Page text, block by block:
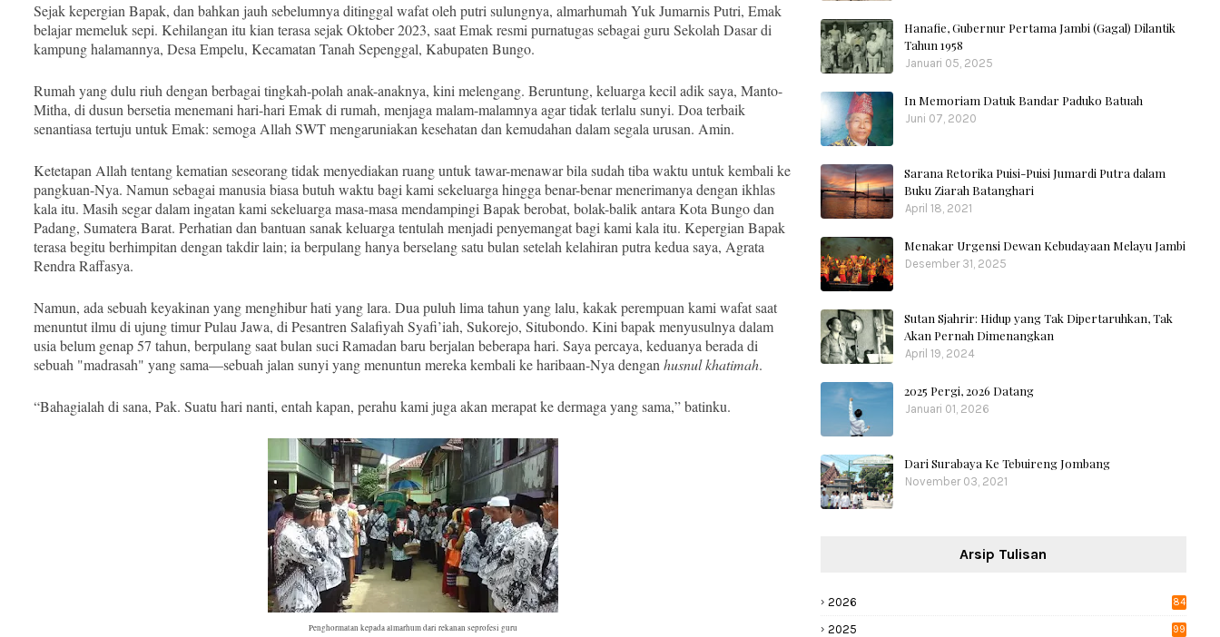
Sejak kepergian Bapak, dan bahkan jauh sebelumnya ditinggal wafat oleh putri sulungnya, almarhumah Yuk Jumarnis Putri, Emak
belajar memeluk sepi. Kehilangan itu kian terasa sejak Oktober 2023, saat Emak resmi purnatugas sebagai guru Sekolah Dasar di
kampung halamannya, Desa Empelu, Kecamatan Tanah Sepenggal, Kabupaten Bungo.
Rumah yang dulu riuh dengan berbagai tingkah-polah anak-anaknya, kini melengang. Beruntung, keluarga kecil adik saya, Manto-
Mitha, di dusun bersetia menemani hari-hari Emak di rumah, menjaga malam-malamnya agar tidak terlalu sunyi. Doa terbaik
senantiasa tertuju untuk Emak: semoga Allah SWT mengaruniakan kesehatan dan kemudahan dalam segala urusan. Amin.
Ketetapan Allah tentang kematian seseorang tidak menyediakan ruang untuk tawar-menawar bila sudah tiba waktu untuk kembali ke
pangkuan-Nya. Namun sebagai manusia biasa butuh waktu bagi kami sekeluarga hingga benar-benar menerimanya dengan ikhlas
kala itu. Masih segar dalam ingatan kami sekeluarga masa-masa mendampingi Bapak berobat, bolak-balik antara Kota Bungo dan
Padang, Sumatera Barat. Perhatian dan bantuan sanak keluarga tentulah menjadi penyemangat bagi kami kala itu. Kepergian Bapak
terasa begitu berhimpitan dengan takdir lain; ia berpulang hanya berselang satu bulan setelah kelahiran putra kedua saya, Agrata
Rendra Raffasya.
Namun, ada sebuah keyakinan yang menghibur hati yang lara. Dua puluh lima tahun yang lalu, kakak perempuan kami wafat saat
menuntut ilmu di ujung timur Pulau Jawa, di Pesantren Salafiyah Syafi’iah, Sukorejo, Situbondo. Kini bapak menyusulnya dalam
usia belum genap 57 tahun, berpulang saat bulan suci Ramadan baru berjalan beberapa hari. Saya percaya, keduanya berada di
sebuah "madrasah" yang sama—sebuah jalan sunyi yang menuntun mereka kembali ke haribaan-Nya dengan husnul khatimah.
“Bahagialah di sana, Pak. Suatu hari nanti, entah kapan, perahu kami juga akan merapat ke dermaga yang sama,” batinku.
Penghormatan kepada almarhum dari rekanan seprofesi guru
Hanafie, Gubernur Pertama Jambi (Gagal) Dilantik
Tahun 1958
Januari 05, 2025
In Memoriam Datuk Bandar Paduko Batuah
Juni 07, 2020
Sarana Retorika Puisi-Puisi Jumardi Putra dalam
Buku Ziarah Batanghari
April 18, 2021
Menakar Urgensi Dewan Kebudayaan Melayu Jambi
Desember 31, 2025
Sutan Sjahrir: Hidup yang Tak Dipertaruhkan, Tak
Akan Pernah Dimenangkan
April 19, 2024
2025 Pergi, 2026 Datang
Januari 01, 2026
Dari Surabaya Ke Tebuireng Jombang
November 03, 2021
Arsip Tulisan
2026 84
2025 99